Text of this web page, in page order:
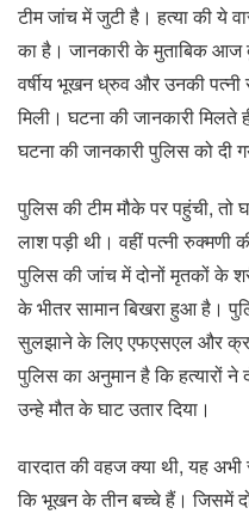
टीम जांच में जुटी है। हत्या की ये
का है। जानकारी के मुताबिक आज
वर्षीय भूखन ध्रुव और उनकी
मिली। घटना की जानकारी
घटना की जानकारी पुलिस को दी
पुलिस की टीम मौके पर पहुंची,
लाश पड़ी थी। वहीं पत्नी रुक्मणी
पुलिस की जांच में दोनों मृतकों के
के भीतर सामान बिखरा हुआ है।
सुलझाने के लिए एफएसएल और
पुलिस का अनुमान है कि हत्यारों ने
उन्हे मौत के घाट उतार दिया।
वारदात की वहज क्या थी, यह अभी
कि भूखन के तीन बच्चे हैं। जिसमें